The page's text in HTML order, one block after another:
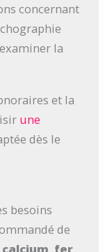
concernant
la
et la
une
dès le
besoins
de